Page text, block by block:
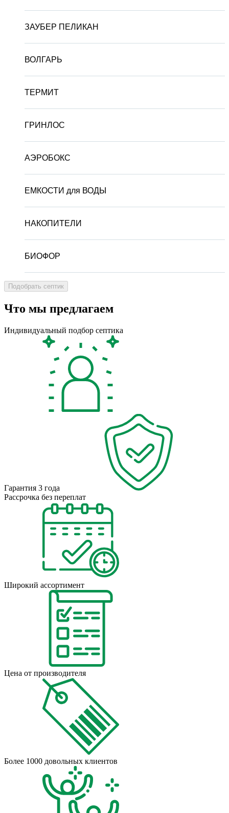
ЗАУБЕР ПЕЛИКАН
ВОЛГАРЬ
ТЕРМИТ
ГРИНЛОС
АЭРОБОКС
ЕМКОСТИ для ВОДЫ
НАКОПИТЕЛИ
БИОФОР
Что мы предлагаем
Индивидуальный подбор септика
Гарантия 3 года
Рассрочка без переплат
Широкий ассортимент
Цена от производителя
Более 1000 довольных клиентов